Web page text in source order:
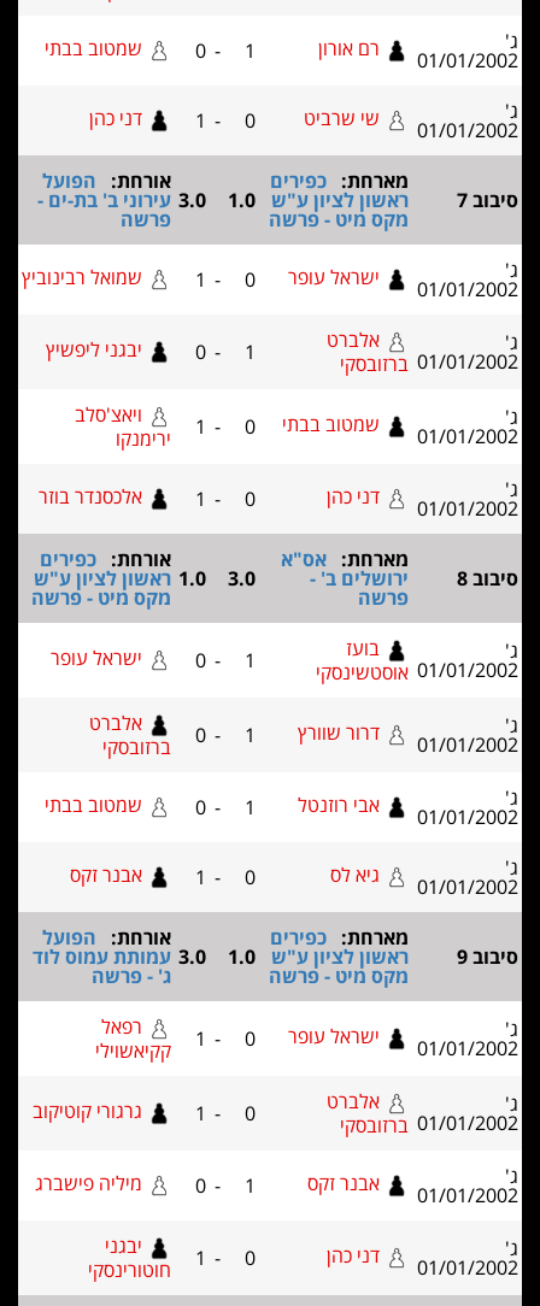
01/01/ רם אורון 0 שמטוב בבתי
01/01/ שי שרביט 0
1 דני כהן
מארחת:כפירים
ראשון לציון ע"ש
מקס מיט - פרשה
1.0
3.0
אורחת:הפועל
עירוני ב' בת-ים -
01/01/ ישראל עופר 0
1 שמואל רבינוביץ
01/01/
אלברט
ברזובסקי
0 יבגני ליפשיץ
01/01/ שמטוב בבתי 0
1
ויאצ'סלב
ירימנקו
01/01/ דני כהן 1 אלכסנדר בוזר
מארחת:אס"א
ירושלים ב' - 1.0
אורחת:כפירים
ראשון לציון ע"ש
מקס מיט - פרשה
01/01/
בועז
אוסטשינסקי
0 ישראל עופר
01/01/ דרור שוורץ 1
0
אלברט
ברזובסקי
01/01/ אבי רוזנטל 1
0 שמטוב בבתי
01/01/ גיא לס 1 אבנר זקס
מארחת:כפירים
ראשון לציון ע"ש
מקס מיט - פרשה
1.0
3.0
אורחת:הפועל
עמותת עמוס לוד
ג' - פרשה
01/01/ ישראל עופר 0
1
רפאל
קקיאשוילי
01/01/
אלברט
ברזובסקי
1 גרגורי קוטיקוב
01/01/ אבנר זקס 0 מיליה פישברג
01/01/ דני כהן 1
יבגני
חוטורינסקי